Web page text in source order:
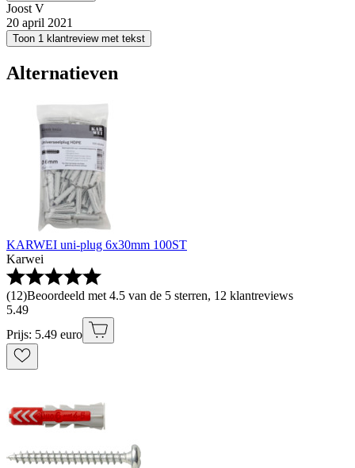
Joost V
20 april 2021
Toon 1 klantreview met tekst
Alternatieven
KARWEI uni-plug 6x30mm 100ST
Karwei
(12)Beoordeeld met 4.5 van de 5 sterren, 12 klantreviews
5.49
Prijs: 5.49 euro